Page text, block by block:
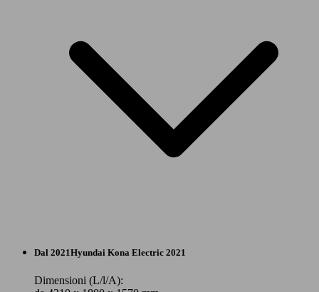
Kona 1.0 t-gdi 48V N Line Tech Pack 2wd
SUV/Fuoristrada/Pick-up
Elettrica/Benzina
Dal 2021Hyundai Kona Electric 2021
Dimensioni (L/l/A):